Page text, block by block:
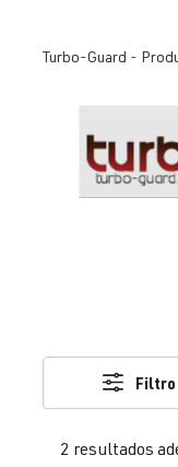
Turbo-Guard -
2 resultados
Filtro